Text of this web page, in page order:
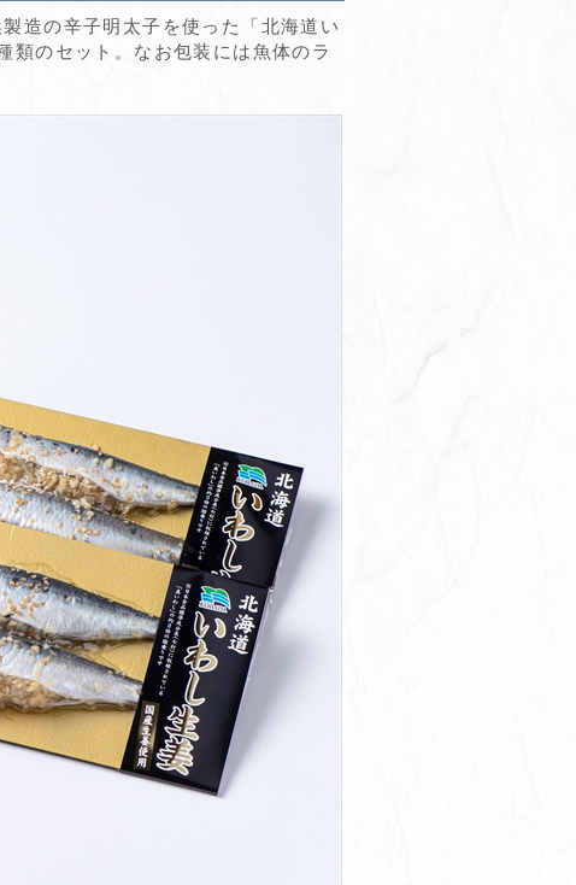
造の辛子明太子を使った「北海道い
類のセット。なお包装には魚体のラ